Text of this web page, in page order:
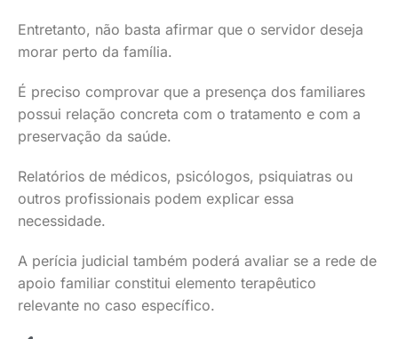
Entretanto, não basta afirmar que o servidor deseja
morar perto da família.
É preciso comprovar que a presença dos familiares
possui relação concreta com o tratamento e com a
preservação da saúde.
Relatórios de médicos, psicólogos, psiquiatras ou
outros profissionais podem explicar essa
necessidade.
A perícia judicial também poderá avaliar se a rede de
apoio familiar constitui elemento terapêutico
relevante no caso específico.